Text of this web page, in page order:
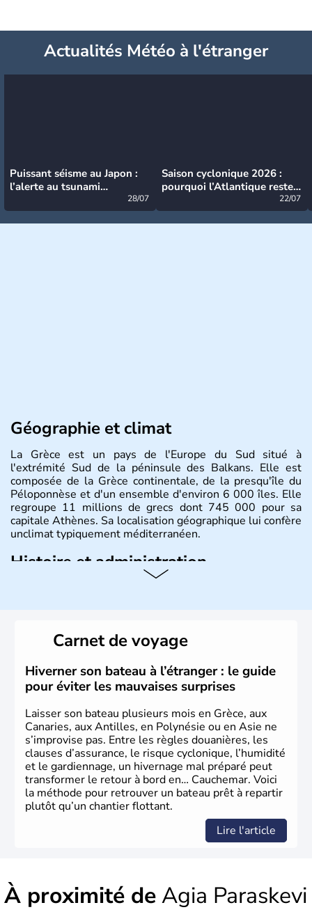
Actualités Météo à l'étranger
Puissant séisme au Japon :
l’alerte au tsunami
28/07
Saison cyclonique 2026 :
pourquoi l’Atlantique reste
22/07
Géographie et climat
La Grèce est un pays de l'Europe du Sud situé à
l'extrémité Sud de la péninsule des Balkans. Elle est
composée de la Grèce continentale, de la presqu'île du
Péloponnèse et d'un ensemble d'environ 6 000 îles. Elle
regroupe 11 millions de grecs dont 745 000 pour sa
capitale Athènes. Sa localisation géographique lui confère
unclimat typiquement méditerranéen.
Histoire et administration
l'invention des Jeux Olympiques en 776 avant J.C. Le 25
mars 1820 sonne le début de la Guerre d'indépendance,
aujourd'hui date de la fête nationale grecque. La Grèce
est définitivement reconnue comme état indépendant à
partir de 1830.
Carnet de voyage
Hiverner son bateau à l’étranger : le guide
pour éviter les mauvaises surprises
Laisser son bateau plusieurs mois en Grèce, aux
Canaries, aux Antilles, en Polynésie ou en Asie ne
s’improvise pas. Entre les règles douanières, les
clauses d’assurance, le risque cyclonique, l’humidité
et le gardiennage, un hivernage mal préparé peut
transformer le retour à bord en… Cauchemar. Voici
la méthode pour retrouver un bateau prêt à repartir
plutôt qu’un chantier flottant.
Lire l'article
À proximité deAgia Paraskevi